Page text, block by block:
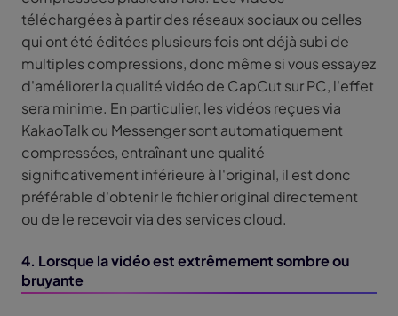
téléchargées à partir des réseaux sociaux ou celles
qui ont été éditées plusieurs fois ont déjà subi de
multiples compressions, donc même si vous essayez
d'améliorer la qualité vidéo de CapCut sur PC, l'effet
sera minime. En particulier, les vidéos reçues via
KakaoTalk ou Messenger sont automatiquement
compressées, entraînant une qualité
significativement inférieure à l'original, il est donc
préférable d'obtenir le fichier original directement
ou de le recevoir via des services cloud.
4. Lorsque la vidéo est extrêmement sombre ou
bruyante